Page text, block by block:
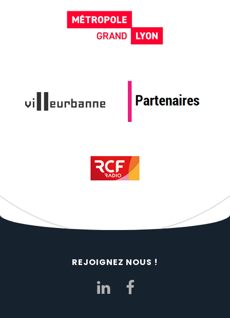
REJOIGNEZ NOUS !